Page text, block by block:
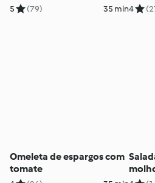
5 (79) 35 min4
Omeleta de espargos com
tomate